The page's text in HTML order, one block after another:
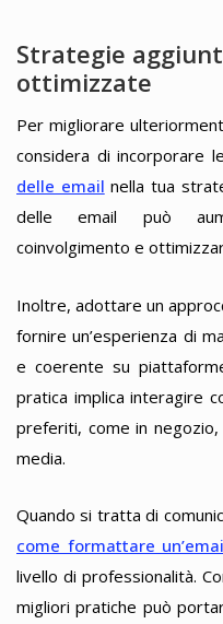
Strategie
ottimizzate
Per migliorare
considera di incorporare le
delle email nella tua
delle email può
coinvolgimento e
Inoltre, adottare un
fornire un’esperienza di
e coerente su
pratica implica interagire
preferiti, come in
media.
Quando si tratta di
come formattare
livello di professionalità.
migliori pratiche può